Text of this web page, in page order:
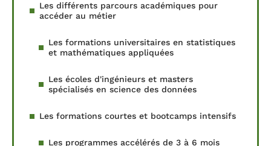
Les différents parcours académiques pour
accéder au métier
Les formations universitaires en statistiques
et mathématiques appliquées
Les écoles d'ingénieurs et masters
spécialisés en science des données
Les formations courtes et bootcamps intensifs
Les programmes accélérés de 3 à 6 mois